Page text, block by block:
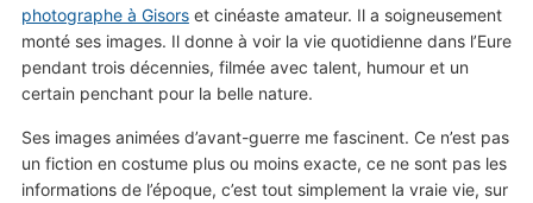
photographe à Gisorset cinéaste amateur. Il a soigneusement
monté ses images. Il donne à voir la vie quotidienne dans l’Eure
pendant trois décennies, filmée avec talent, humour et un
certain penchant pour la belle nature.
Ses images animées d’avant-guerre me fascinent. Ce n’est pas
un fiction en costume plus ou moins exacte, ce ne sont pas les
informations de l’époque, c’est tout simplement la vraie vie, sur